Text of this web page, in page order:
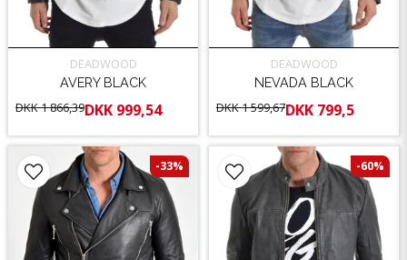
DEADWOOD
AVERY BLACK
DKK 1 866,39DKK 999,54
DEADWOOD
NEVADA BLACK
DKK 1 599,67DKK 799,5
-33% -60%